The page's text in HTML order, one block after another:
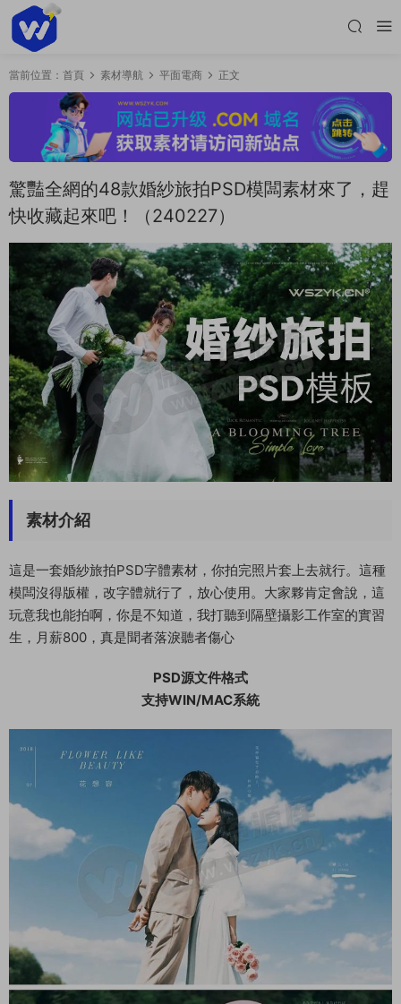
當前位置： 首頁 素材導航 平面電商 正文
驚豔全網的48款婚紗旅拍PSD模闆素材來了，趕
快收藏起來吧！（240227）
素材介紹
這是一套婚紗旅拍PSD字體素材，你拍完照片套上去就行。這種
模闆沒得版權，改字體就行了，放心使用。大家夥肯定會說，這
玩意我也能拍啊，你是不知道，我打聽到隔壁攝影工作室的實習
生，月薪800，真是聞者落淚聽者傷心
PSD源文件格式
支持WIN/MAC系統